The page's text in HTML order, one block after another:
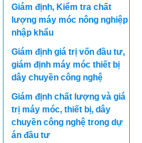
Giám định, Kiểm tra chất
lượng máy móc nông nghiệp
nhập khẩu
Giám định giá trị vốn đầu tư,
giám định máy móc thiết bị
dây chuyền công nghệ
Giám định chất lượng và giá
trị máy móc, thiết bị, dây
chuyền công nghệ trong dự
án đầu tư